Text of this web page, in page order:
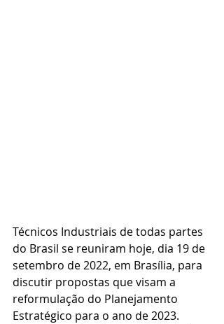
Técnicos Industriais de todas partes
do Brasil se reuniram hoje, dia 19 de
setembro de 2022, em Brasília, para
discutir propostas que visam a
reformulação do Planejamento
Estratégico para o ano de 2023.